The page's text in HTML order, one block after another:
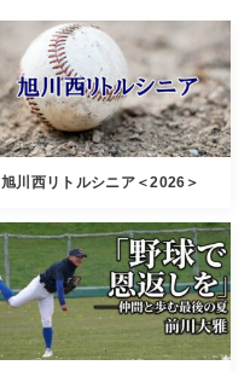
旭川西リトルシニア＜2026＞